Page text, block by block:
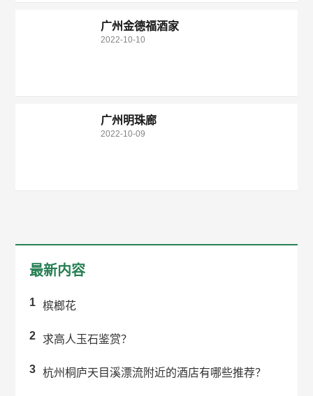
广州金德福酒家
2022-10-10
广州明珠廊
2022-10-09
最新内容
1 槟榔花
2 求高人玉石鉴赏？
3 杭州桐庐天目溪漂流附近的酒店有哪些推荐？